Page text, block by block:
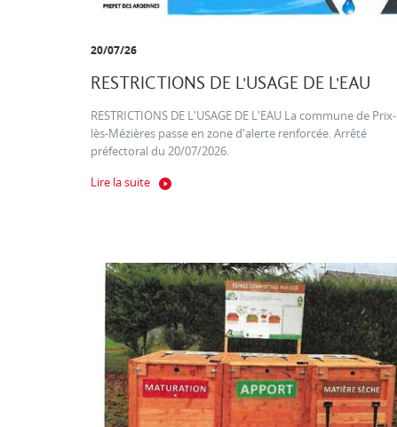
20/07/26
RESTRICTIONS DE L'USAGE DE L'EAU
RESTRICTIONS DE L'USAGE DE L'EAU La commune de Prix-
lès-Mézières passe en zone d'alerte renforcée. Arrêté
préfectoral du 20/07/2026.
Lire la suite